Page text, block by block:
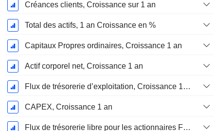
Créances clients, Croissance sur 1 an
Total des actifs, 1 an Croissance en %
Capitaux Propres ordinaires, Croissance 1 an
Actif corporel net, Croissance 1 an
Flux de trésorerie d’exploitation, Croissance 1 an
CAPEX, Croissance 1 an
Flux de trésorerie libre pour les actionnaires FCFE, Croissance 1 an